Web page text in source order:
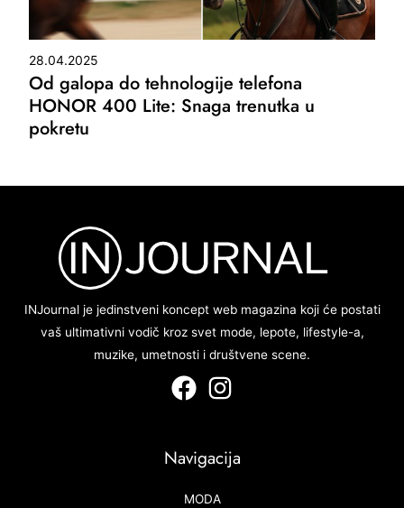
28.04.2025
Od galopa do tehnologije telefona
HONOR 400 Lite: Snaga trenutka u
pokretu
INJournal je jedinstveni koncept web magazina koji će postati
vaš ultimativni vodič kroz svet mode, lepote, lifestyle-a,
muzike, umetnosti i društvene scene.
Navigacija
MODA